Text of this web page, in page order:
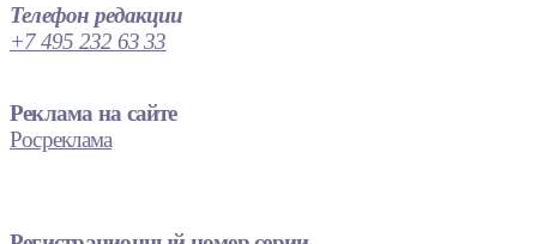
Телефон редакции
+7 495 232 63 33
Реклама на сайте
Росреклама